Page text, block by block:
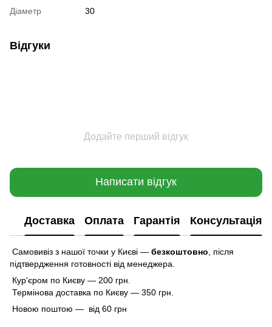
Діаметр 30
Відгуки
Додайте перший відгук
Написати відгук
Доставка Оплата Гарантія Консультація
Самовивіз з нашої точки у Києві — безкоштовно
після
підтвердження готовності від менеджера.
Кур'єром по Києву — 200 грн.
Термінова доставка по Києву — 350 грн.
Новою поштою — від 60 грн